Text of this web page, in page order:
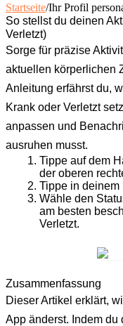
Startseite/Ihr Profil
So stellst du deinen
Verletzt)
Sorge für präzise
aktuellen körperlichen
Anleitung erfährst du,
Krank oder Verletzt
anpassen und
ausruhen musst.
Tippe auf dem
der oberen
Tippe in deinem
Wähle den
am besten
Verletzt.
Zusammenfassung
Dieser Artikel erklärt,
App änderst. Indem du